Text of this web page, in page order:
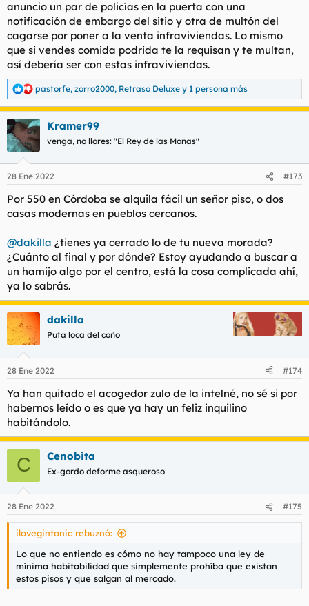
anuncio un par de policías en la puerta con una
notificación de embargo del sitio y otra de multón del
cagarse por poner a la venta infraviviendas. Lo mismo
que si vendes comida podrida te la requisan y te multan,
así debería ser con estas infraviviendas.
R
e
a
c
c
i
e
:
pastorfe, zorro2000, Retraso Deluxe y 1 persona más
Kramer99
venga, no llores: "El Rey de las Monas"
28 Ene 2022 #173
Por 550 en Córdoba se alquila fácil un señor piso, o dos
casas modernas en pueblos cercanos.
@dakilla ¿tienes ya cerrado lo de tu nueva morada?
¿Cuánto al final y por dónde? Estoy ayudando a buscar a
un hamijo algo por el centro, está la cosa complicada ahí,
ya lo sabrás.
dakilla
Puta loca del coño
28 Ene 2022 #174
Ya han quitado el acogedor zulo de la intelné, no sé si por
habernos leído o es que ya hay un feliz inquilino
habitándolo.
C Cenobita
Ex-gordo deforme asqueroso
28 Ene 2022 #175
ilovegintonic rebuznó:
Lo que no entiendo es cómo no hay tampoco una ley de
mínima habitabilidad que simplemente prohíba que existan
estos pisos y que salgan al mercado.